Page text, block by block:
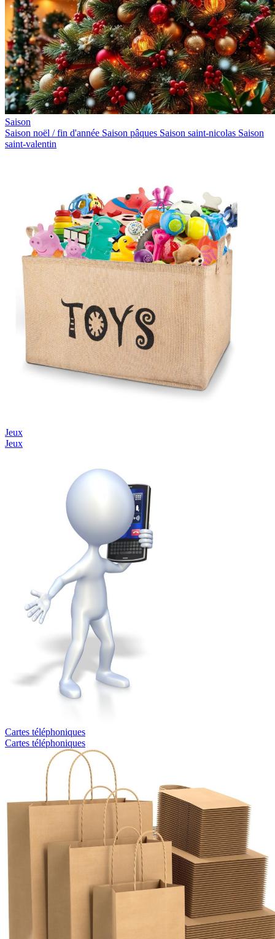
Saison
Saison noël / fin d'année Saison pâques Saison saint-nicolas Saison
saint-valentin
Jeux
Jeux
Cartes téléphoniques
Cartes téléphoniques